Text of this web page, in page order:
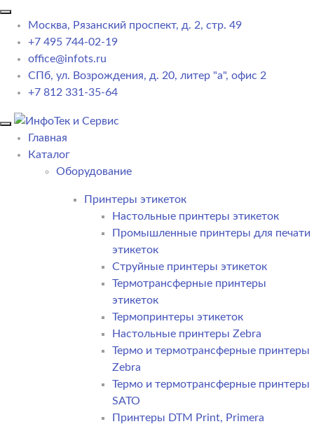
Москва, Рязанский проспект, д. 2, стр. 49
+7 495 744-02-19
office@infots.ru
СПб, ул. Возрождения, д. 20, литер "a", офис 2
+7 812 331-35-64
Главная
Каталог
Оборудование
Принтеры этикеток
Настольные принтеры этикеток
Промышленные принтеры для печати
этикеток
Струйные принтеры этикеток
Термотрансферные принтеры
этикеток
Термопринтеры этикеток
Настольные принтеры Zebra
Термо и термотрансферные принтеры
Zebra
Термо и термотрансферные принтеры
SATO
Принтеры DTM Print, Primera